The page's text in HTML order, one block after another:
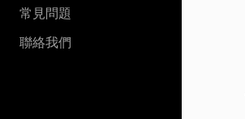
常見問題
聯絡我們